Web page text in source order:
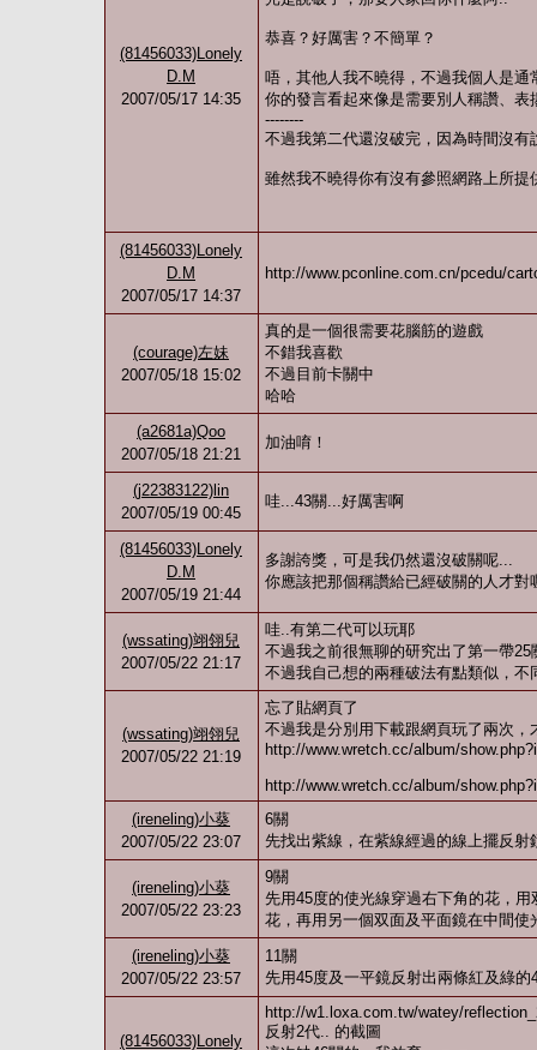
(81456033)Lonely
D.M
2007/05/17 14:35
恭喜？好厲害？不簡單？
唔，其他人我不曉得，不過我個人是通
你的發言看起來像是需要別人稱讚、
--------
不過我第二代還沒破完，因為時間沒
雖然我不曉得你有沒有參照網路上所
(81456033)Lonely
D.M
2007/05/17 14:37
http://www.pconline.com.cn/pcedu/
(courage)左妹
2007/05/18 15:02
真的是一個很需要花腦筋的遊戲
不錯我喜歡
不過目前卡關中
哈哈
(a2681a)Qoo
2007/05/18 21:21
加油唷！
(j22383122)lin
2007/05/19 00:45
哇...43關...好厲害啊
(81456033)Lonely
D.M
2007/05/19 21:44
多謝誇獎，可是我仍然還沒破關呢...
你應該把那個稱讚給已經破關的人才對
(wssating)翊翎兒
2007/05/22 21:17
哇..有第二代可以玩耶
不過我之前很無聊的研究出了第一帶
不過我自己想的兩種破法有點類似，不
(wssating)翊翎兒
2007/05/22 21:19
忘了貼網頁了
不過我是分別用下載跟網頁玩了兩次
http://www.wretch.cc/album/
http://www.wretch.cc/album/
(ireneling)小葵
2007/05/22 23:07
6關
先找出紫線，在紫線經過的線上擺反
(ireneling)小葵
2007/05/22 23:23
9關
先用45度的使光線穿過右下角的花，
花，再用另一個双面及平面鏡在中間使
(ireneling)小葵
2007/05/22 23:57
11關
先用45度及一平鏡反射出兩條紅及綠
(81456033)Lonely
http://w1.loxa.com.tw/watey/
反射2代.. 的截圖